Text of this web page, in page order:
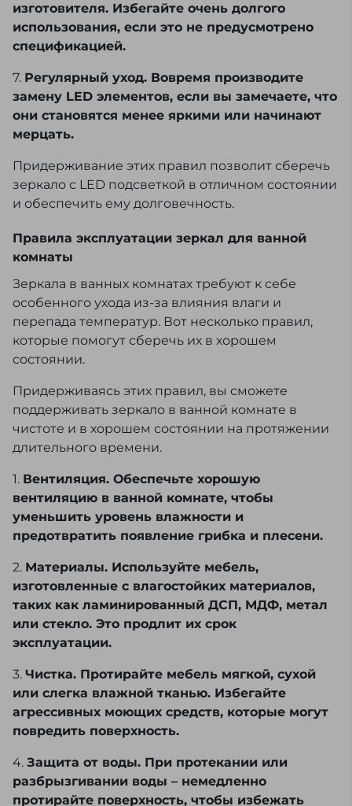
изготовителя. Избегайте очень долгого
использования, если это не предусмотрено
спецификацией.
7. Регулярный уход. Вовремя производите
замену LED элементов, если вы замечаете, что
они становятся менее яркими или начинают
мерцать.
Придерживание этих правил позволит сберечь
зеркало с LED подсветкой в отличном состоянии
и обеспечить ему долговечность.
Правила эксплуатации зеркал для ванной
комнаты
Зеркала в ванных комнатах требуют к себе
особенного ухода из-за влияния влаги и
перепада температур. Вот несколько правил,
которые помогут сберечь их в хорошем
состоянии.
Придерживаясь этих правил, вы сможете
поддерживать зеркало в ванной комнате в
чистоте и в хорошем состоянии на протяжении
длительного времени.
1. Вентиляция. Обеспечьте хорошую
вентиляцию в ванной комнате, чтобы
уменьшить уровень влажности и
предотвратить появление грибка и плесени.
2. Материалы. Используйте мебель,
изготовленные с влагостойких материалов,
таких как ламинированный ДСП, МДФ, метал
или стекло. Это продлит их срок
эксплуатации.
3. Чистка. Протирайте мебель мягкой, сухой
или слегка влажной тканью. Избегайте
агрессивных моющих средств, которые могут
повредить поверхность.
4. Защита от воды. При протекании или
разбрызгивании воды – немедленно
протирайте поверхность, чтобы избежать